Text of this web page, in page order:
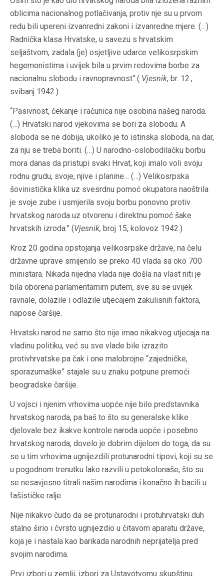
oblicima nacionalnog potlačivanja, protiv nje su u prvom
redu bili upereni izvanredni zakoni i izvanredne mjere. (…)
Radnička klasa Hrvatske, u savezu s hrvatskim
seljaštvom, zadala (je) osjetljive udarce velikosrpskim
hegemonistima i uvijek bila u prvim redovima borbe za
nacionalnu slobodu i ravnopravnost”.( Vjesnik, br. 12.,
svibanj 1942.)
“Pasivnost, čekanje i računica nije osobina našeg naroda.
(…) Hrvatski narod vjekovima se bori za slobodu. A
sloboda se ne dobija, ukoliko je to istinska sloboda, na dar,
za nju se treba boriti. (…) U narodno-oslobodilačku borbu
mora danas da pristupi svaki Hrvat, koji imalo voli svoju
rodnu grudu, svoje, njive i planine… (…) Velikosrpska
šovinistička klika uz svesrdnu pomoć okupatora naoštrila
je svoje zube i usmjerila svoju borbu ponovno protiv
hrvatskog naroda uz otvorenu i direktnu pomoć šake
hrvatskih izroda.” (Vjesnik, broj 15, kolovoz 1942.)
Kroz 20 godina opstojanja velikosrpske države, na čelu
državne uprave smijenilo se preko 40 vlada sa oko 700
ministara. Nikada nijedna vlada nije došla na vlast niti je
bila oborena parlamentarnim putem, sve su se uvijek
ravnale, dolazile i odlazile utjecajem zakulisnih faktora,
napose čaršije.
Hrvatski narod ne samo što nije imao nikakvog utjecaja na
vladinu politiku, već su sve vlade bile izrazito
protivhrvatske pa čak i one malobrojne “zajedničke,
sporazumaške” stajale su u znaku potpune premoći
beogradske čaršije.
U vojsci i njenim vrhovima uopće nije bilo predstavnika
hrvatskog naroda, pa baš to što su generalske klike
djelovale bez ikakve kontrole naroda uopće i posebno
hrvatskog naroda, dovelo je dobrim dijelom do toga, da su
se u tim vrhovima ugnijezdili protunarodni tipovi, koji su se
u pogodnom trenutku lako razvili u petokolonaše, što su
se nesavjesno titrali našim narodima i konačno ih bacili u
fašističke ralje.
Nije nikakvo čudo da se protunarodni i protuhrvatski duh
stalno širio i čvrsto ugnijezdio u čitavom aparatu države,
koja je i nastala kao barikada narodnih neprijatelja pred
svojim narodima.
Prvi izbori u zemlji, izbori za Ustavotvornu skupštinu